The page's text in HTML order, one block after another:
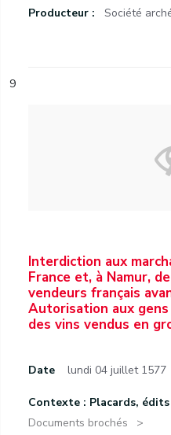
Producteur : Société
9
Interdiction aux
France et, à Namur,
vendeurs français
Autorisation aux
des vins vendus en
Date lundi 04 juillet 1577
Contexte : Placards,
Documents brochés